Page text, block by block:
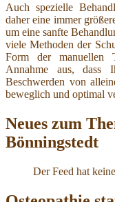
Auch spezielle
daher eine immer
um eine sanfte
viele Methoden der
Form der manuellen
Annahme aus, dass
Beschwerden von
beweglich und optimal
Neues zum
Bönningstedt
Der Feed hat